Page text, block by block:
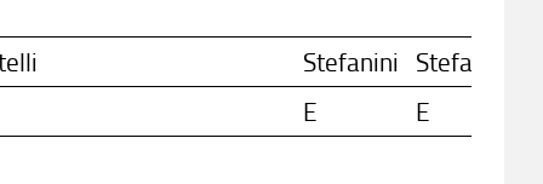
Stefanini Stefanini
E E